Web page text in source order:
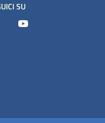
SU
Facebook